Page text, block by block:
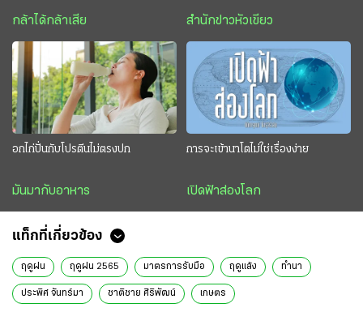
กล้าได้กล้าเสีย สำนักข่าวหัวเขียว
อกไก่ปั่นกับโปรตีนไม่ตรงปก
มันมากับอาหาร
การจะเข้านาโตไม่ใช่เรื่องง่าย
เปิดฟ้าส่องโลก
แท็กที่เกี่ยวข้อง
ฤดูฝน ฤดูฝน 2565 มาตรการรับมือ ฤดูแล้ง ทำนา
ประพิศ จันทร์มา ชาติชาย ศิริพัฒน์ เกษตร